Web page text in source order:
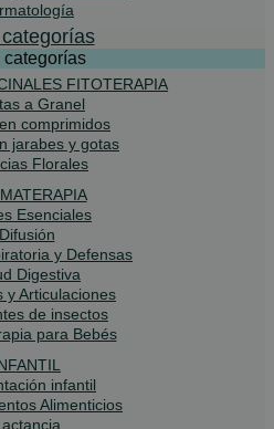
categorías
FITOTERAPIA
a Granel
comprimidos
jarabes y gotas
Florales
Esenciales
Difusión
y Defensas
Digestiva
y Articulaciones
de insectos
para Bebés
infantil
Alimenticios